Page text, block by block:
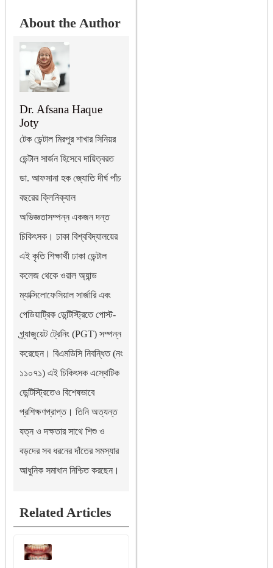
About the Author
Dr. Afsana Haque
Joty
টেক ডেন্টাল মিরপুর শাখার সিনিয়র
ডেন্টাল সার্জন হিসেবে দায়িত্বরত
ডা. আফসানা হক জ্যোতি দীর্ঘ পাঁচ
বছরের ক্লিনিক্যাল
অভিজ্ঞতাসম্পন্ন একজন দন্ত
চিকিৎসক। ঢাকা বিশ্ববিদ্যালয়ের
এই কৃতি শিক্ষার্থী ঢাকা ডেন্টাল
কলেজ থেকে ওরাল অ্যান্ড
ম্যাক্সিলোফেসিয়াল সার্জারি এবং
পেডিয়াট্রিক ডেন্টিস্ট্রিতে পোস্ট-
গ্র্যাজুয়েট ট্রেনিং (PGT) সম্পন্ন
করেছেন। বিএমডিসি নিবন্ধিত (নং
১১০৭১) এই চিকিৎসক এস্থেটিক
ডেন্টিস্ট্রিতেও বিশেষভাবে
প্রশিক্ষণপ্রাপ্ত। তিনি অত্যন্ত
যত্ন ও দক্ষতার সাথে শিশু ও
বড়দের সব ধরনের দাঁতের সমস্যার
আধুনিক সমাধান নিশ্চিত করছেন।
Related Articles